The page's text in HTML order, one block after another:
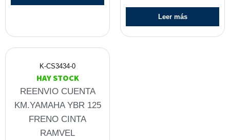
Leer más
K-CS3434-0
HAY STOCK
REENVIO CUENTA
KM.YAMAHA YBR 125
FRENO CINTA
RAMVEL